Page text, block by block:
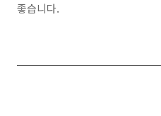
좋습니다.